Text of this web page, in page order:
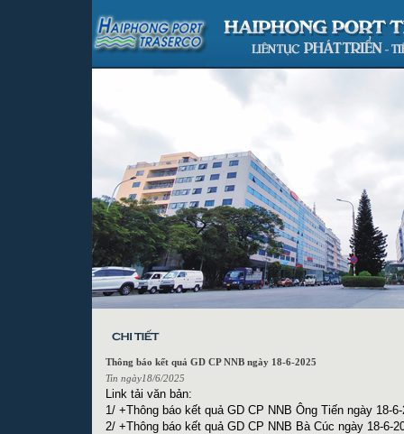
Thông báo kết quả GD CP NNB ngày 18-6-2025
Tin ngày18/6/2025
Link tải văn bản:
1/ +Thông báo kết quả GD CP NNB Ông Tiến ngày 18-
2/ +Thông báo kết quả GD CP NNB Bà Cúc ngày 18-6-